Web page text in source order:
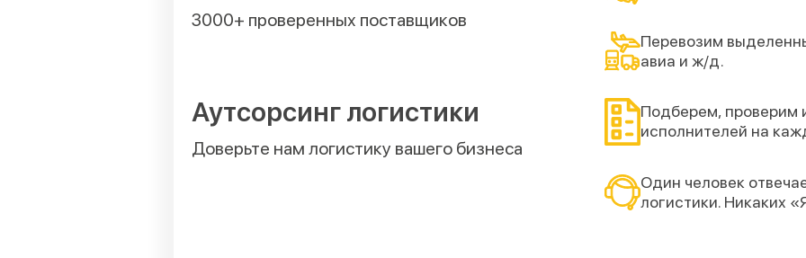
3000+ проверенных поставщиков
Перевозим
авиа и ж/д.
Аутсорсинг логистики
Доверьте нам логистику вашего бизнеса
Подберем, проверим
исполнителей на
Один человек
логистики. Никаких